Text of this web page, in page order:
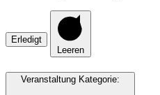
Erledigt
Leeren
Veranstaltung Kategorie: